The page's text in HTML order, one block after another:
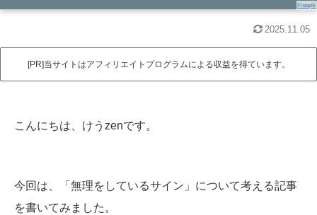
Freepik
2025.11.05
[PR]当サイトはアフィリエイトプログラムによる収益を得ています。
こんにちは、けうzenです。
今回は、「無理をしているサイン」について考える記事
を書いてみました。